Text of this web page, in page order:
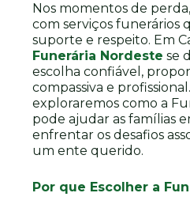
Nos momentos de
com serviços funerários
suporte e respeito. Em
Funerária Nordeste se
escolha confiável,
compassiva e
exploraremos como a
pode ajudar as famílias
enfrentar os desafios
um ente querido.
Por que Escolher a